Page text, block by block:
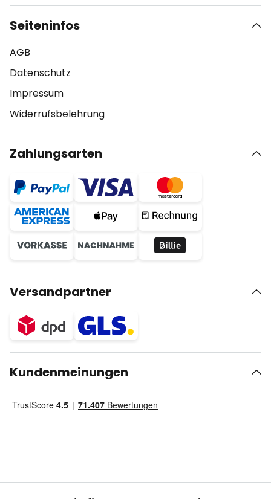
Seiteninfos
AGB
Datenschutz
Impressum
Widerrufsbelehrung
Zahlungsarten
Versandpartner
Kundenmeinungen